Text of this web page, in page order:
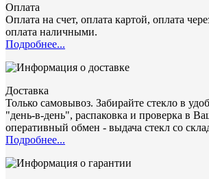
Оплата
Оплата на счет, оплата картой, оплата
оплата наличными.
Подробнее...
Доставка
Только самовывоз. Забирайте стекло в
"день-в-день", распаковка и проверка в
оперативный обмен - выдача стекл со
Подробнее...